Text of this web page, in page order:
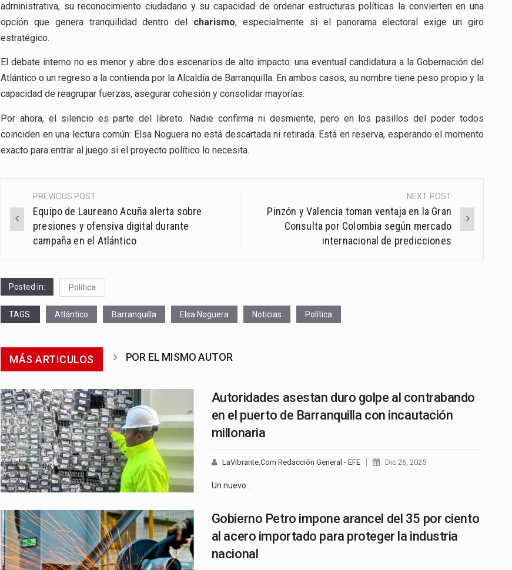
administrativa, su reconocimiento ciudadano y su capacidad de ordenar estructuras políticas la convierten en una
opción que genera tranquilidad dentro del charismo, especialmente si el panorama electoral exige un giro
estratégico.
El debate interno no es menor y abre dos escenarios de alto impacto: una eventual candidatura a la Gobernación del
Atlántico o un regreso a la contienda por la Alcaldía de Barranquilla. En ambos casos, su nombre tiene peso propio y la
capacidad de reagrupar fuerzas, asegurar cohesión y consolidar mayorías.
Por ahora, el silencio es parte del libreto. Nadie confirma ni desmiente, pero en los pasillos del poder todos
coinciden en una lectura común: Elsa Noguera no está descartada ni retirada. Está en reserva, esperando el momento
exacto para entrar al juego si el proyecto político lo necesita.
Post
navigation
PREVIOUS POST
Equipo de Laureano Acuña alerta sobre
presiones y ofensiva digital durante
campaña en el Atlántico
NEXT POST
Pinzón y Valencia toman ventaja en la Gran
Consulta por Colombia según mercado
internacional de predicciones
Posted in: Política
TAGS: Atlántico Barranquilla Elsa Noguera Noticias Política
MÁS ARTICULOS POR EL MISMO AUTOR
Autoridades asestan duro golpe al contrabando
en el puerto de Barranquilla con incautación
millonaria
LaVibrante.Com Redacción General - EFE Dic 26, 2025
Un nuevo…
Gobierno Petro impone arancel del 35 por ciento
al acero importado para proteger la industria
nacional